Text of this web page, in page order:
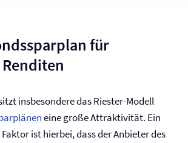
für
insbesondere das Riester-Modell
eine große Attraktivität. Ein
ist hierbei, dass der Anbieter des